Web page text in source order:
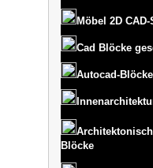
Möbel 2D
Cad Blöcke
Autocad-
Blöcke